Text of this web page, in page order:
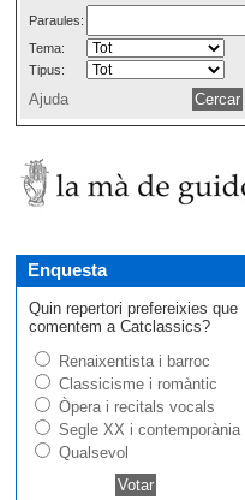
Paraules:
Tema:
Tipus:
Ajuda
Enquesta
Quin repertori prefereixies que
comentem a Catclassics?
Renaixentista i barroc
Classicisme i romàntic
Òpera i recitals vocals
Segle XX i contemporània
Qualsevol